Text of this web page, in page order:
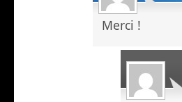
Merci !